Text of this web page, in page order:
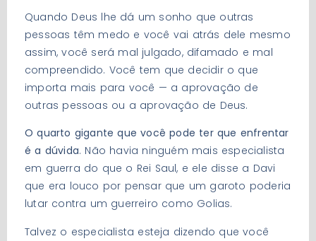
Quando Deus lhe dá um sonho que outras
pessoas têm medo e você vai atrás dele mesmo
assim, você será mal julgado, difamado e mal
compreendido. Você tem que decidir o que
importa mais para você — a aprovação de
outras pessoas ou a aprovação de Deus.
O quarto gigante que você pode ter que enfrentar
é a dúvida. Não havia ninguém mais especialista
em guerra do que o Rei Saul, e ele disse a Davi
que era louco por pensar que um garoto poderia
lutar contra um guerreiro como Golias.
Talvez o especialista esteja dizendo que você